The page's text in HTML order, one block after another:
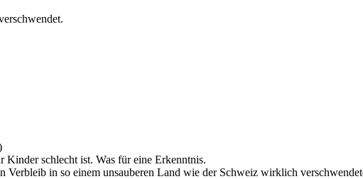
Kinder schlecht ist. Was für eine Erkenntnis.
in so einem unsauberen Land wie der Schweiz wirklich